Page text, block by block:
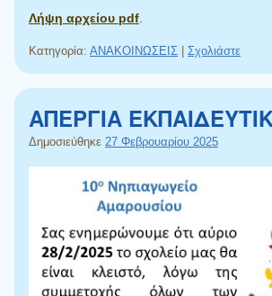
Λήψη αρχείου pdf
Κατηγορία: ΑΝΑΚΟΙΝΩΣΕΙΣ Σχολιάστε
ΑΠΕΡΓΙΑ
Δημοσιεύθηκε 27 Φεβρουαρίου 2025